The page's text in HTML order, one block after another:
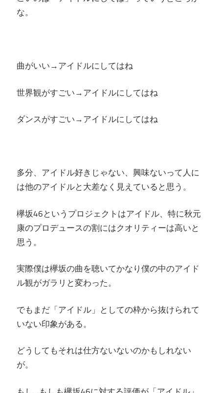
な。
曲がいい→アイドルにしてはね
世界観がすごい→アイドルにしてはね
ダンスがすごい→アイドルにしてはね
多分、アイドル好きじゃない、興味ないって人に
は他のアイドルと大差なく見えていると思う。
欅坂46というプロジェクトはアイドル、特に秋元
康のプロデュースの割にはクオリティーは高いと
思う。
実際僕は欅坂の曲を聴いてかなり僕の中のアイド
ル観がガラリと変わった。
でもまだ「アイドル」としての枠から抜けられて
いない印象がある。
どうしてもそれは仕方ないないのかもしれない
が。